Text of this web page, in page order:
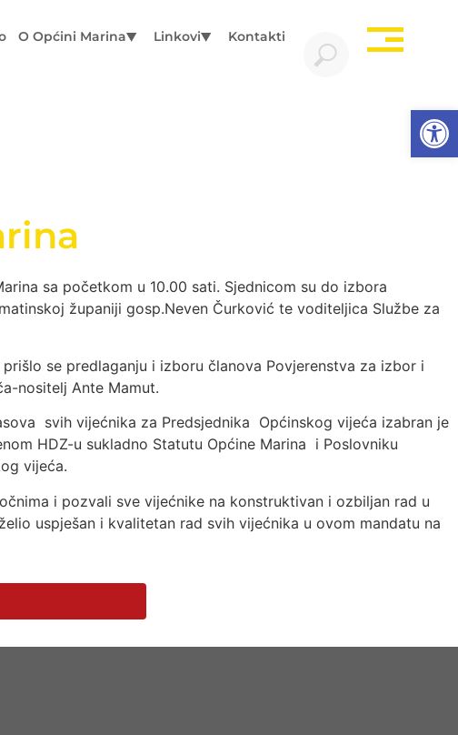
O Općini Marina Linkovi Kontakti
sa početkom u 10.00 sati. Sjednicom su do izbora
županiji gosp.Neven Čurković te voditeljica Službe za
se predlaganju i izboru članova Povjerenstva za izbor i
nositelj Ante Mamut.
svih vijećnika za Predsjednika Općinskog vijeća izabran je
HDZ-u sukladno Statutu Općine Marina i Poslovniku
vijeća.
i pozvali sve vijećnike na konstruktivan i ozbiljan rad u
uspješan i kvalitetan rad svih vijećnika u ovom mandatu na